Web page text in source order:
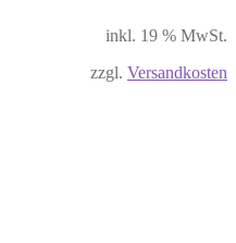
inkl. 19 % MwSt.
zzgl. Versandkosten